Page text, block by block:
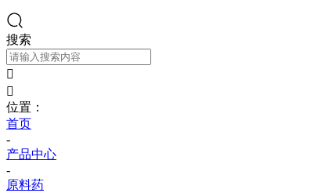
搜索


位置：
首页
-
产品中心
-
原料药